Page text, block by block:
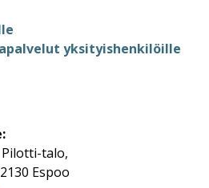
yksityishenkilöille
talo,
Espoo